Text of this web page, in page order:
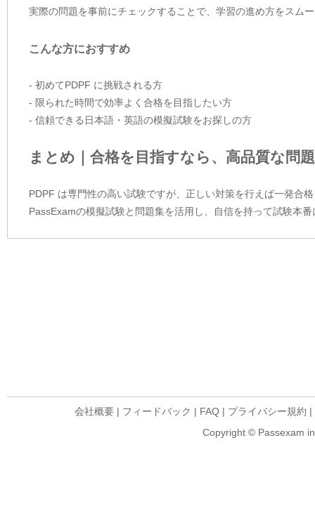
実際の問題を事前にチェックすることで、学習の進め方をスム
こんな方におすすめ
- 初めてPDPF に挑戦される方
- 限られた時間で効率よく合格を目指したい方
- 信頼できる日本語・英語の模擬試験をお探しの方
まとめ｜合格を目指すなら、高品質な問
PDPF は専門性の高い試験ですが、正しい対策を行えば一発合
PassExamの模擬試験と問題集を活用し、自信を持って試験本
会社概要 | フィードバック | FAQ | プライバシー規約 |
Copyright © Passexam